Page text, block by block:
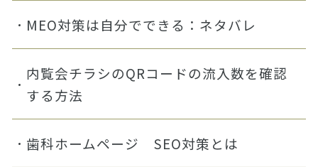
MEO対策は自分でできる：ネタバレ
内覧会チラシのQRコードの流入数を確認
する方法
歯科ホームページ SEO対策とは